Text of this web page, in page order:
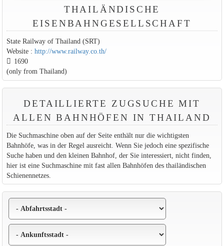
THAILÄNDISCHE
EISENBAHNGESELLSCHAFT
State Railway of Thailand (SRT)
Website : http://www.railway.co.th/
1690
(only from Thailand)
DETAILLIERTE ZUGSUCHE MIT
ALLEN BAHNHÖFEN IN THAILAND
Die Suchmaschine oben auf der Seite enthält nur die wichtigsten
Bahnhöfe, was in der Regel ausreicht. Wenn Sie jedoch eine spezifische
Suche haben und den kleinen Bahnhof, der Sie interessiert, nicht finden,
hier ist eine Suchmaschine mit fast allen Bahnhöfen des thailändischen
Schienennetzes.